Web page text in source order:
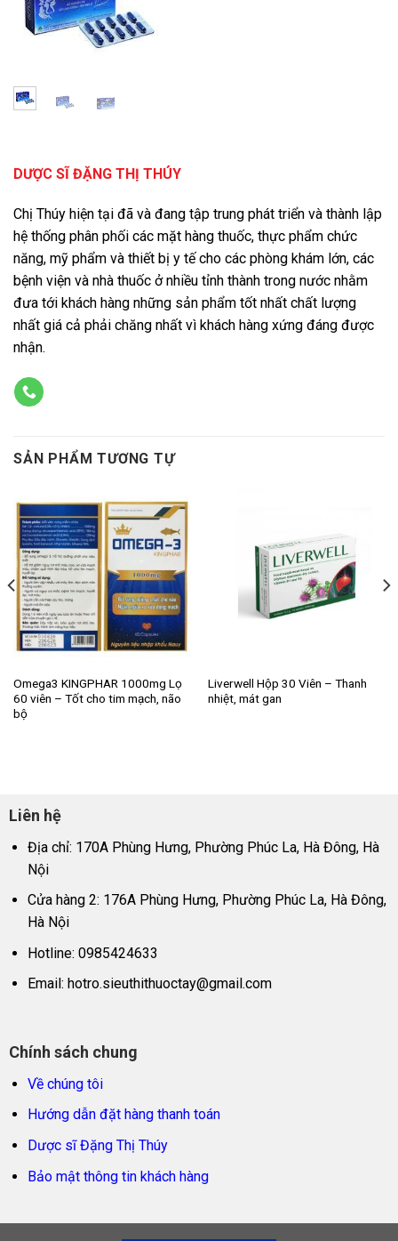
DƯỢC SĨ ĐẶNG THỊ THÚY
Chị Thúy hiện tại đã và đang tập trung phát triển và thành lập
hệ thống phân phối các mặt hàng thuốc, thực phẩm chức
năng, mỹ phẩm và thiết bị y tế cho các phòng khám lớn, các
bệnh viện và nhà thuốc ở nhiều tỉnh thành trong nước nhằm
đưa tới khách hàng những sản phẩm tốt nhất chất lượng
nhất giá cả phải chăng nhất vì khách hàng xứng đáng được
nhận.
SẢN PHẨM TƯƠNG TỰ
Omega3 KINGPHAR 1000mg Lọ
60 viên – Tốt cho tim mạch, não
bộ
Liverwell Hộp 30 Viên – Thanh
nhiệt, mát gan
Liên hệ
Địa chỉ: 170A Phùng Hưng, Phường Phúc La, Hà Đông, Hà
Nội
Cửa hàng 2: 176A Phùng Hưng, Phường Phúc La, Hà Đông,
Hà Nội
Hotline: 0985424633
Email: hotro.sieuthithuoctay@gmail.com
Chính sách chung
Về chúng tôi
Hướng dẫn đặt hàng thanh toán
Dược sĩ Đặng Thị Thúy
Bảo mật thông tin khách hàng